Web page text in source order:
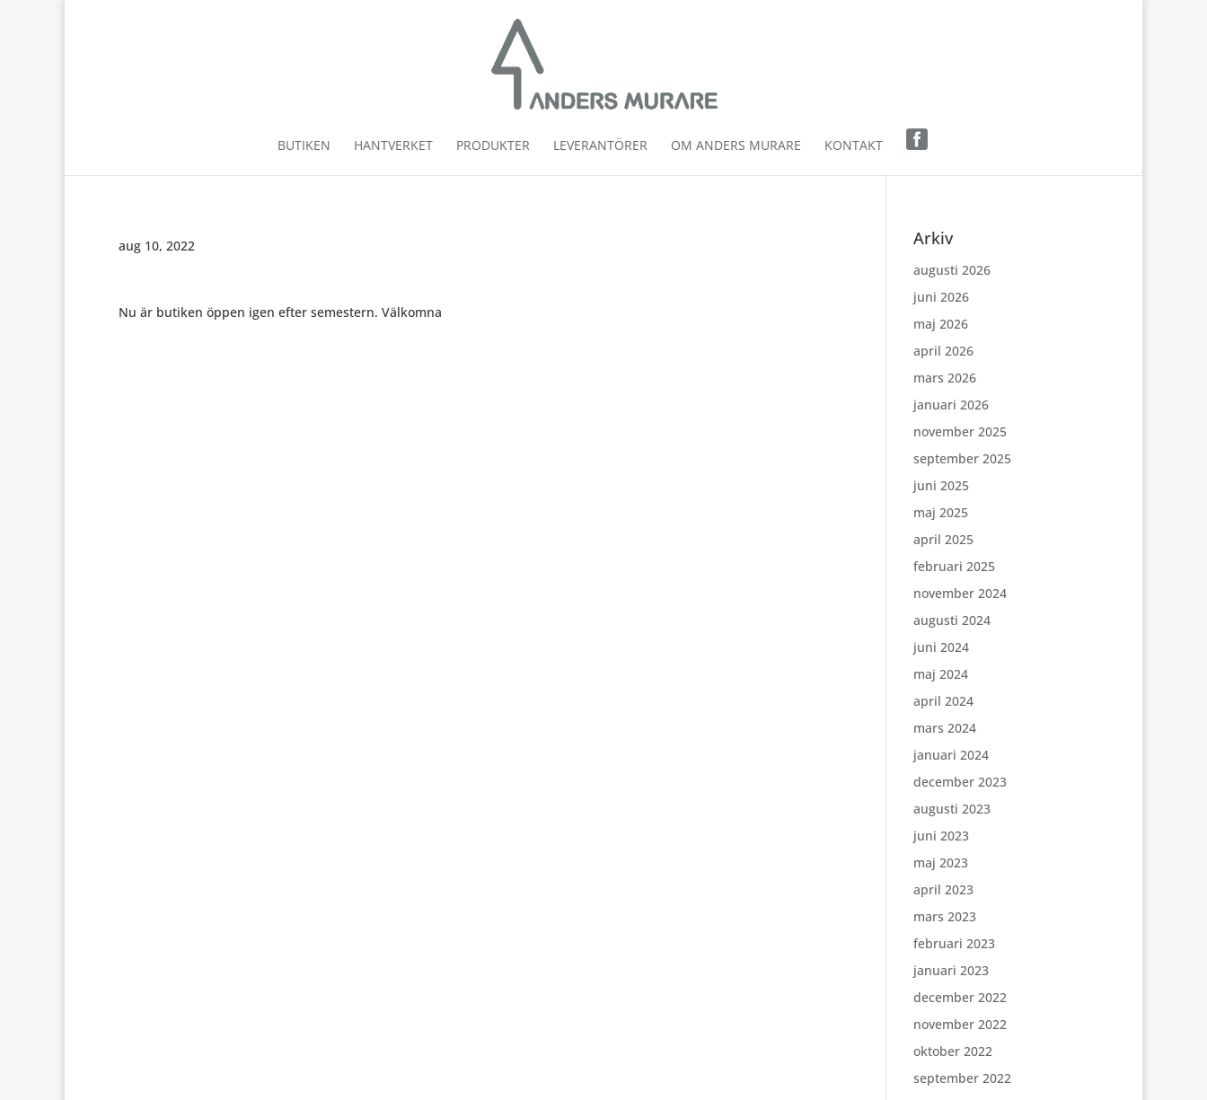
BUTIKEN HANTVERKET PRODUKTER LEVERANTÖRER OM ANDERS MURARE KONTAKT
aug 10, 2022
Nu är butiken öppen igen efter semestern. Välkomna
Arkiv
augusti 2026
juni 2026
maj 2026
april 2026
mars 2026
januari 2026
november 2025
september 2025
juni 2025
maj 2025
april 2025
februari 2025
november 2024
augusti 2024
juni 2024
maj 2024
april 2024
mars 2024
januari 2024
december 2023
augusti 2023
juni 2023
maj 2023
april 2023
mars 2023
februari 2023
januari 2023
december 2022
november 2022
oktober 2022
september 2022